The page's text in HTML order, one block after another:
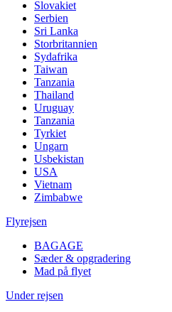
Slovakiet
Serbien
Sri Lanka
Storbritannien
Sydafrika
Taiwan
Tanzania
Thailand
Uruguay
Tanzania
Tyrkiet
Ungarn
Usbekistan
USA
Vietnam
Zimbabwe
Flyrejsen
BAGAGE
Sæder & opgradering
Mad på flyet
Under rejsen